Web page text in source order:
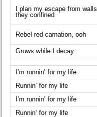
I plan my escape from walls
they confined
Rebel red carnation, ooh
Grows while I decay
I’m runnin’ for my life
Runnin’ for my life
I’m runnin’ for my life
Runnin’ for my life